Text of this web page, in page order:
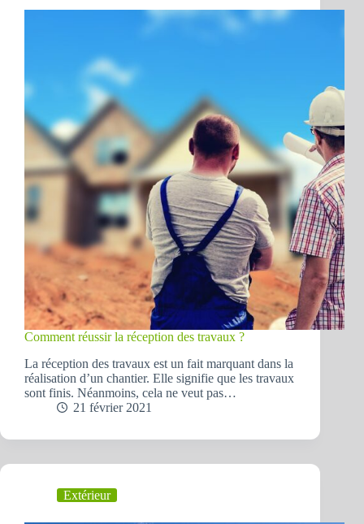
Comment réussir la réception des travaux ?
La réception des travaux est un fait marquant dans la
réalisation d’un chantier. Elle signifie que les travaux
sont finis. Néanmoins, cela ne veut pas…
21 février 2021
Extérieur